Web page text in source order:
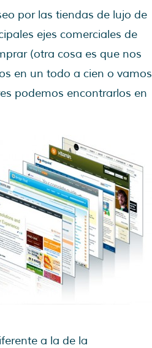
por las tiendas de lujo de
ejes comerciales de
(otra cosa es que nos
en un todo a cien o vamos
podemos encontrarlos en
a la de la